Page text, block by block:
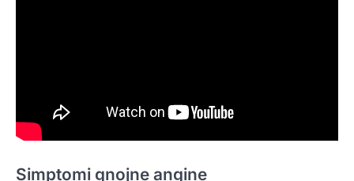
Simptomi gnojne angine